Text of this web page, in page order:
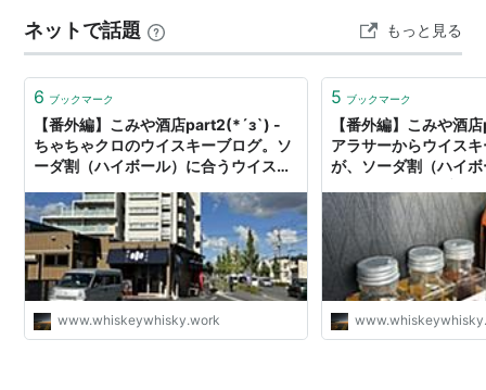
ネットで話題 もっと見る
6 ブックマーク
【番外編】こみや酒店part2(*´з`) -
ちゃちゃクロのウイスキーブログ。ソ
ーダ割（ハイボール）に合うウイスキ
www.whiskeywhisky.work
5 ブックマーク
【番外編】こみや酒
アラサーからウイス
が、ソーダ割（ハイ